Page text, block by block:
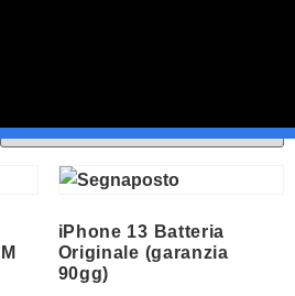
RIPARAZIONE
schermo
Sostituzione
iPhone 13 Batteria
Originale (garanzia
90gg)